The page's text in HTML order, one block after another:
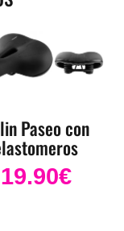
Paseo con
19.90€